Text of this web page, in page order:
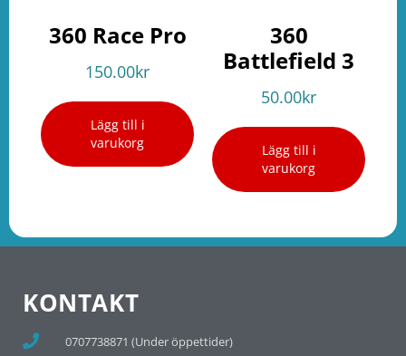
360 Race Pro
150.00kr
Lägg till i
varukorg
360
Battlefield 3
50.00kr
Lägg till i
varukorg
KONTAKT
0707738871 (Under öppettider)